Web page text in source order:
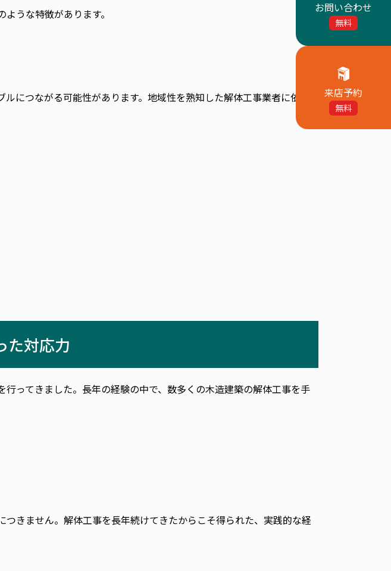
うな特徴があります。
につながる可能性があります。地域性を熟知した解体工事業者に依頼
た対応力
ってきました。長年の経験の中で、数多くの木造建築の解体工事を手
きません。解体工事を長年続けてきたからこそ得られた、実践的な経
お問い合わせ
無料
来店予約
無料